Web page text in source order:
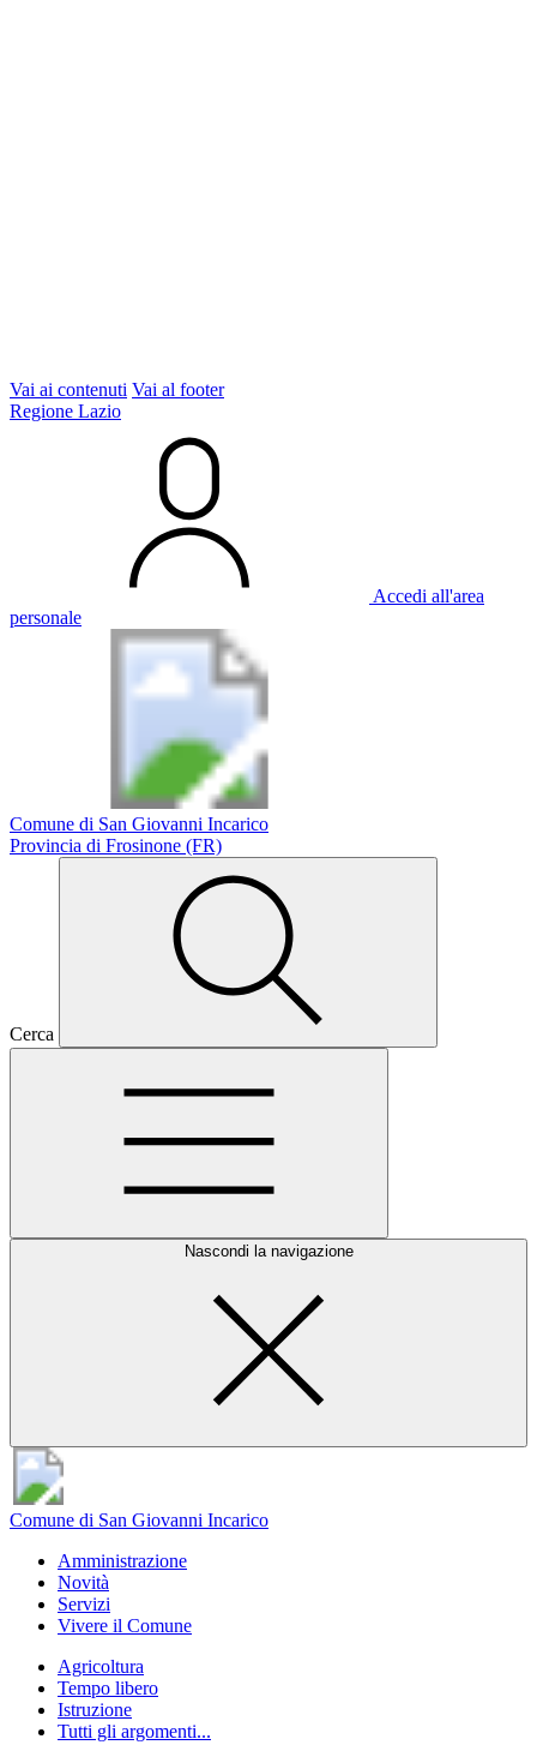
Vai ai contenuti Vai al footer
Regione Lazio
Accedi all'area
personale
Comune di San Giovanni Incarico
Provincia di Frosinone (FR)
Cerca
Nascondi la navigazione
Comune di San Giovanni Incarico
Amministrazione
Novità
Servizi
Vivere il Comune
Agricoltura
Tempo libero
Istruzione
Tutti gli argomenti...